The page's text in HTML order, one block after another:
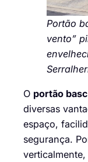
Portão
vento”
O portão
diversas
espaço,
segurança.